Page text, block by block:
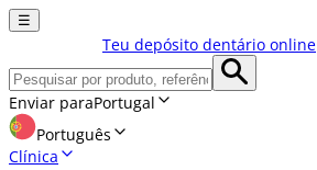
☰
Teu depósito dentário online
Enviar paraPortugal
Português
Clínica